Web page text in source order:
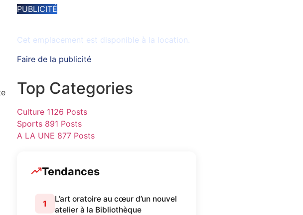
PUBLICITÉ
Cet emplacement est disponible à la location.
Faire de la publicité
Top Categories
Culture 1126 Posts
Sports 891 Posts
A LA UNE 877 Posts
Tendances
1
L’art oratoire au cœur d’un nouvel
atelier à la Bibliothèque